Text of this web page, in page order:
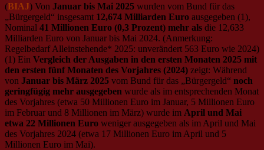
(BIAJ) Von Januar bis Mai 2025 wurden vom Bund für das
„Bürgergeld“ insgesamt 12,674 Milliarden Euro ausgegeben (1),
Nominal 41 Millionen Euro (0,3 Prozent) mehr als die 12,633
Milliarden Euro von Januar bis Mai 2024. (Anmerkung:
Regelbedarf Alleinstehende* 2025: unverändert 563 Euro wie 2024)
(1) Ein Vergleich der Ausgaben in den ersten Monaten 2025 mit
den ersten fünf Monaten des Vorjahres (2024) zeigt: Während
von Januar bis März 2025 vom Bund für das „Bürgergeld“ noch
geringfügig mehr ausgegeben wurde als im entsprechenden Monat
des Vorjahres (etwa 50 Millionen Euro im Januar, 5 Millionen Euro
im Februar und 8 Millionen im März) wurde im April und Mai
etwa 22 Millionen Euro weniger ausgegeben als im April und Mai
des Vorjahres 2024 (etwa 17 Millionen Euro im April und 5
Millionen Euro im Mai).